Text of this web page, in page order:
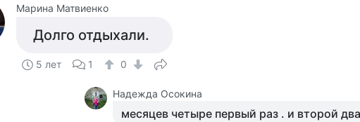
Марина Матвиенко
Долго отдыхали.
5 лет 1 0
Надежда Осокина
месяцев четыре первый раз . и второй